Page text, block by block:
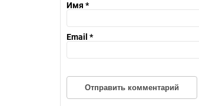
Имя *
Email *